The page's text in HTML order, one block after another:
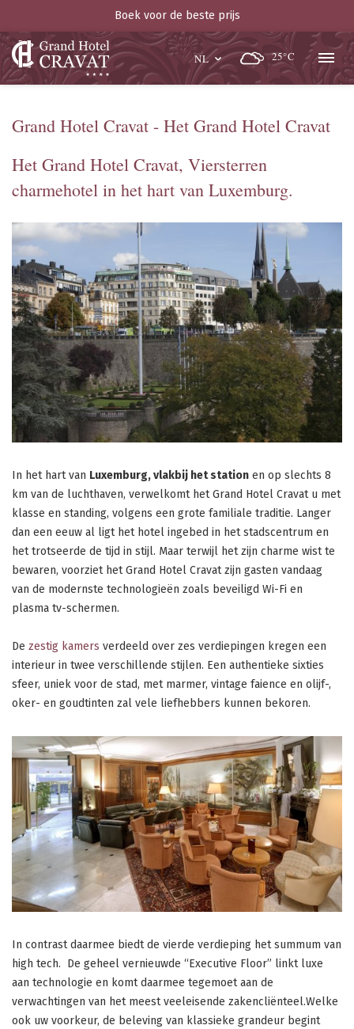
Boek voor de beste prijs
NL 25°C
Grand Hotel Cravat - Het Grand Hotel Cravat
Het Grand Hotel Cravat, Viersterren
charmehotel in het hart van Luxemburg.
In het hart van Luxemburg, vlakbij het station en op slechts 8
km van de luchthaven, verwelkomt het Grand Hotel Cravat u met
klasse en standing, volgens een grote familiale traditie. Langer
dan een eeuw al ligt het hotel ingebed in het stadscentrum en
het trotseerde de tijd in stijl. Maar terwijl het zijn charme wist te
bewaren, voorziet het Grand Hotel Cravat zijn gasten vandaag
van de modernste technologieën zoals beveiligd Wi-Fi en
plasma tv-schermen.
De zestig kamers verdeeld over zes verdiepingen kregen een
interieur in twee verschillende stijlen. Een authentieke sixties
sfeer, uniek voor de stad, met marmer, vintage faience en olijf-,
oker- en goudtinten zal vele liefhebbers kunnen bekoren.
In contrast daarmee biedt de vierde verdieping het summum van
high tech. De geheel vernieuwde “Executive Floor” linkt luxe
aan technologie en komt daarmee tegemoet aan de
verwachtingen van het meest veeleisende zakencliënteel.Welke
ook uw voorkeur, de beleving van klassieke grandeur begint